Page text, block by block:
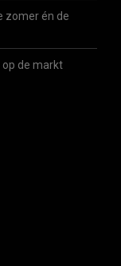
zomer én de
op de markt